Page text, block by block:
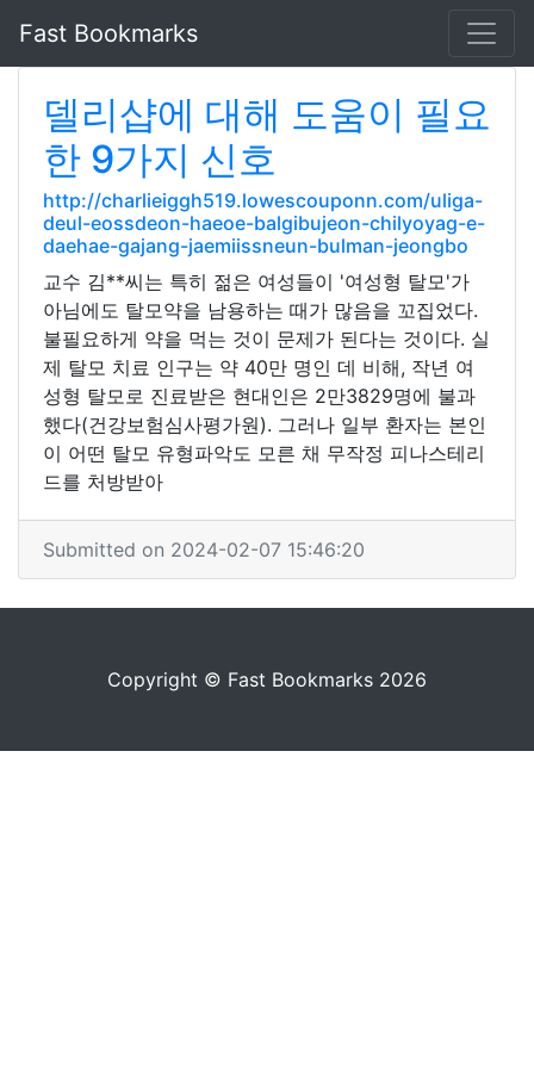
Fast Bookmarks
델리샵에 대해 도움이 필요
한 9가지 신호
http://charlieiggh519.lowescouponn.com/uliga-
deul-eossdeon-haeoe-balgibujeon-chilyoyag-e-
daehae-gajang-jaemiissneun-bulman-jeongbo
교수 김**씨는 특히 젊은 여성들이 '여성형 탈모'가
아님에도 탈모약을 남용하는 때가 많음을 꼬집었다.
불필요하게 약을 먹는 것이 문제가 된다는 것이다. 실
제 탈모 치료 인구는 약 40만 명인 데 비해, 작년 여
성형 탈모로 진료받은 현대인은 2만3829명에 불과
했다(건강보험심사평가원). 그러나 일부 환자는 본인
이 어떤 탈모 유형파악도 모른 채 무작정 피나스테리
드를 처방받아
Submitted on 2024-02-07 15:46:20
Copyright © Fast Bookmarks 2026